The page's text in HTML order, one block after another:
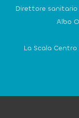
Direttore sanitario
Albo
La Scala